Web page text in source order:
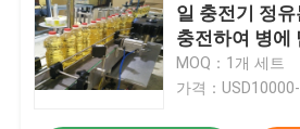
일 충전기 정
충전하여 병에
MOQ：1개 세트
가격：